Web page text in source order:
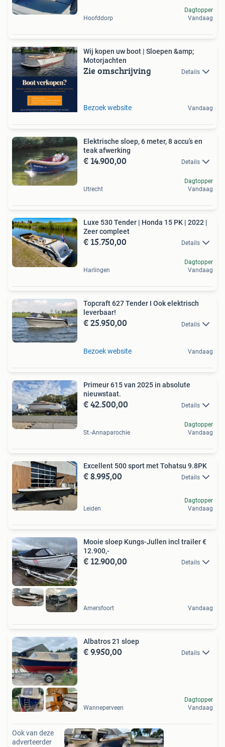
Hoofddorp
Dagtopper
Vandaag
Wij kopen uw boot | Sloepen &amp;
Motorjachten
Zie omschrijving Details
Bezoek website Vandaag
Elektrische sloep, 6 meter, 8 accu’s en
teak afwerking
€ 14.900,00 Details
Utrecht
Dagtopper
Vandaag
Luxe 530 Tender | Honda 15 PK | 2022 |
Zeer compleet
€ 15.750,00 Details
Harlingen
Dagtopper
Vandaag
Topcraft 627 Tender I Ook elektrisch
leverbaar!
€ 25.950,00 Details
Bezoek website Vandaag
Primeur 615 van 2025 in absolute
nieuwstaat.
€ 42.500,00 Details
St.-Annaparochie
Dagtopper
Vandaag
Excellent 500 sport met Tohatsu 9.8PK
€ 8.995,00 Details
Leiden
Dagtopper
Vandaag
Mooie sloep Kungs-Jullen incl trailer €
12.900,-
€ 12.900,00 Details
Amersfoort Vandaag
Albatros 21 sloep
€ 9.950,00 Details
Wanneperveen
Dagtopper
Vandaag
Ook van deze
adverteerder